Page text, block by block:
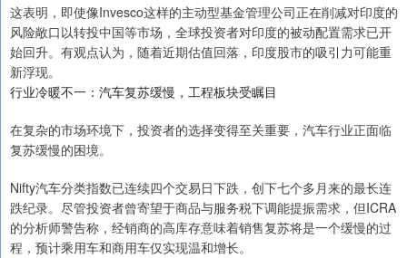
这表明，即使像Invesco这样的主动型基金管理公司正在削减对印度的
风险敞口以转投中国等市场，全球投资者对印度的被动配置需求已开
始回升。有观点认为，随着近期估值回落，印度股市的吸引力可能重
新浮现。
行业冷暖不一：汽车复苏缓慢，工程板块受瞩目
在复杂的市场环境下，投资者的选择变得至关重要，汽车行业正面临
复苏缓慢的困境。
Nifty汽车分类指数已连续四个交易日下跌，创下七个多月来的最长连
跌纪录。尽管投资者曾寄望于商品与服务税下调能提振需求，但ICRA
的分析师警告称，经销商的高库存意味着销售复苏将是一个缓慢的过
程，预计乘用车和商用车仅实现温和增长。